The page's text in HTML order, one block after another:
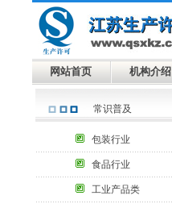
网站首页 机构介绍
常识普及
包装行业
食品行业
工业产品类